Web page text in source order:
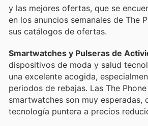
y las mejores ofertas, que se
en los anuncios semanales de The
sus catálogos de ofertas.
Smartwatches y Pulseras de
dispositivos de moda y salud
una excelente acogida,
periodos de rebajas. Las The
smartwatches son muy esperadas,
tecnología puntera a precios